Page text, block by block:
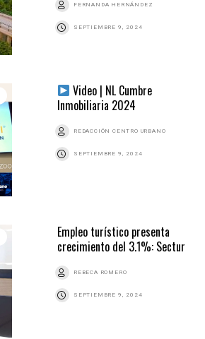
FERNANDA HERNÁNDEZ
SEPTIEMBRE 9, 2024
Video | NL Cumbre
Inmobiliaria 2024
REDACCIÓN CENTRO URBANO
SEPTIEMBRE 9, 2024
Empleo turístico presenta
crecimiento del 3.1%: Sectur
REBECA ROMERO
SEPTIEMBRE 9, 2024